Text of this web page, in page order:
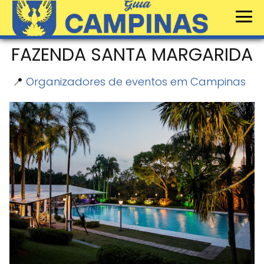
FAZENDA SANTA MARGARIDA
📍 Organizadores de eventos em Campinas